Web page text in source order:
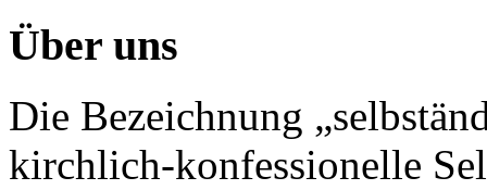
Über uns
Die Bezeichnung
kirchlich-konfessionelle